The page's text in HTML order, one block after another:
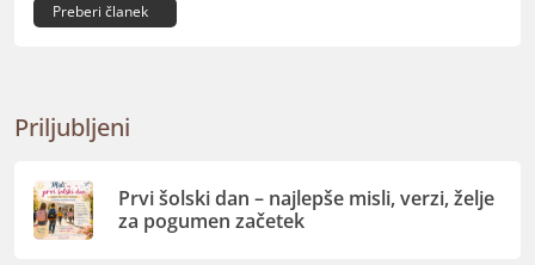
Preberi članek
Priljubljeni
Prvi šolski dan – najlepše misli, verzi, želje
za pogumen začetek